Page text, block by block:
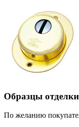
Образцы
По желанию